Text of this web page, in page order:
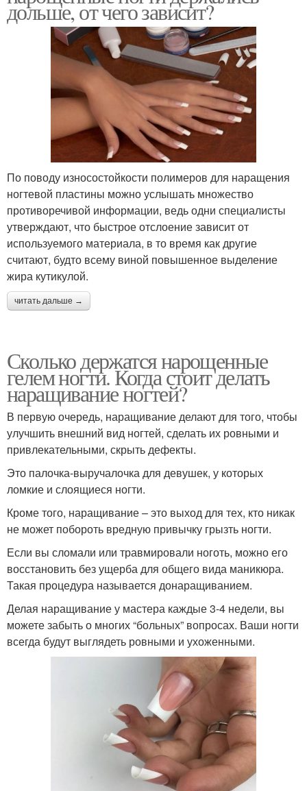
дольше, от чего зависит?
По поводу износостойкости полимеров для наращения
ногтевой пластины можно услышать множество
противоречивой информации, ведь одни специалисты
утверждают, что быстрое отслоение зависит от
используемого материала, в то время как другие
считают, будто всему виной повышенное выделение
жира кутикулой.
читать дальше →
Сколько держатся нарощенные
гелем ногти. Когда стоит делать
наращивание ногтей?
В первую очередь, наращивание делают для того, чтобы
улучшить внешний вид ногтей, сделать их ровными и
привлекательными, скрыть дефекты.
Это палочка-выручалочка для девушек, у которых
ломкие и слоящиеся ногти.
Кроме того, наращивание – это выход для тех, кто никак
не может побороть вредную привычку грызть ногти.
Если вы сломали или травмировали ноготь, можно его
восстановить без ущерба для общего вида маникюра.
Такая процедура называется донаращиванием.
Делая наращивание у мастера каждые 3-4 недели, вы
можете забыть о многих “больных” вопросах. Ваши ногти
всегда будут выглядеть ровными и ухоженными.